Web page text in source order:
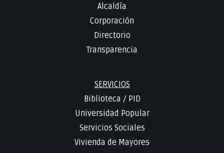
Alcaldía
Corporación
Directorio
Transparencia
SERVICIOS
Biblioteca / PID
Universidad Popular
Servicios Sociales
Vivienda de Mayores